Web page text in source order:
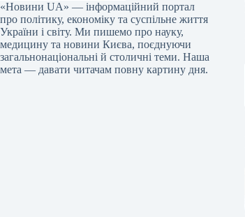
«Новини UA» — інформаційний портал
про політику, економіку та суспільне життя
України і світу. Ми пишемо про науку,
медицину та новини Києва, поєднуючи
загальнонаціональні й столичні теми. Наша
мета — давати читачам повну картину дня.